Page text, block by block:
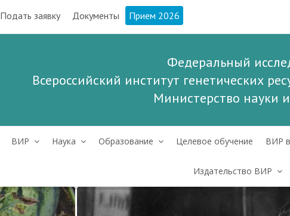
Подать заявку Документы Прием 2026
Федеральный
Всероссийский институт генетических
Министерство науки
ВИР Наука Образование Целевое обучение ВИР
Издательство ВИР